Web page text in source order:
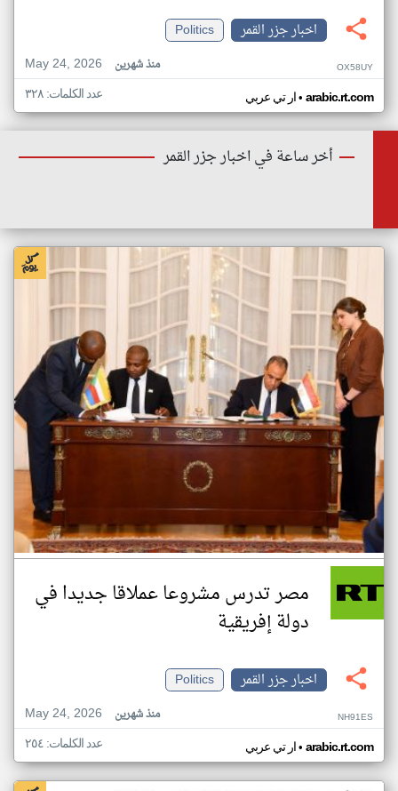
اخبار جزر القمر
Politics
May 24, 2026
منذ شهرين OX58UY
ار تي عربي• arabic.rt.com عدد الكلمات: ٣٢٨
أخر ساعة في اخبار جزر القمر
مصر تدرس مشروعا عملاقا جديدا في
دولة إفريقية
اخبار جزر القمر
Politics
May 24, 2026
منذ شهرين NH91ES
ار تي عربي• arabic.rt.com عدد الكلمات: ٢٥٤